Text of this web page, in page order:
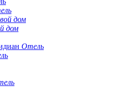
дом
дом
Отель